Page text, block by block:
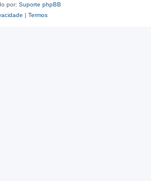
por: Suporte phpBB
| Termos